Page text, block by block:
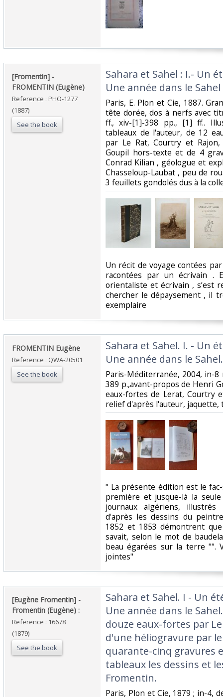
‎[Fromentin] - ‎
‎FROMENTIN (Eugène)‎
Reference : PHO-1277
(1887)
See the book
‎Sahara et Sahel : I.- Un
Une année dans le Sahel‎
‎Paris, E. Plon et Cie, 1887.
tête dorée, dos à nerfs avec
ff., xiv-[1]-398 pp., [1] ff..
tableaux de l'auteur, de 12
par Le Rat, Courtry et
Goupil hors-texte et de 4
Conrad Kilian , géologue et
Chasseloup-Laubat , peu de
3 feuillets gondolés dus à la
‎Un récit de voyage contées
racontées par un écrivain .
orientaliste et écrivain , s’est
chercher le dépaysement , il
exemplaire ‎
‎FROMENTIN Eugène ‎
Reference : QWA-20501
See the book
‎Sahara et Sahel. I. - Un
Une année dans le
‎Paris-Méditerranée, 2004, in-
389 p.,avant-propos de Henri
eaux-fortes de Lerat, Courtry
relief d'après l'auteur, jaquette,
‎" La présente édition est le
première et jusque-là la
journaux algériens,
d'après les dessins du
1852 et 1853 démontrent
savait, selon le mot de
beau égarées sur la terre "".
jointes" ‎
‎[Eugène Fromentin] - ‎
‎Fromentin (Eugène) :‎
Reference : 16678
(1879)
See the book
‎Sahara et Sahel. I - Un
Une année dans le
douze eaux-fortes par
d'une héliogravure par
quarante-cinq gravures
tableaux les dessins et
Fromentin.‎
‎Paris, Plon et Cie, 1879 ; in-4,